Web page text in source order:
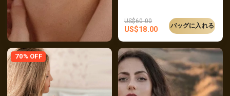
US$60.00
US$18.00 バッグに入れる
70% OFF